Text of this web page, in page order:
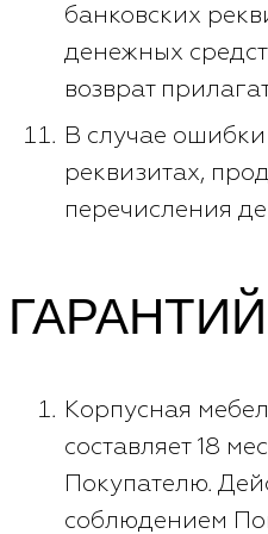
банковских
денежных
возврат
В случае
реквизитах,
перечисления
Корпусная
составляет 18
Покупателю.
соблюдением